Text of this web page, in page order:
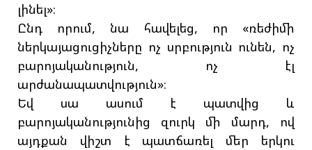
լինել»։
Ընդ որում, նա հավելեց, որ «ռեժիմի
ներկայացուցիչները ոչ սրբություն ունեն, ոչ
բարոյականություն, ոչ էլ
արժանապատվություն»։
Եվ սա ասում է պատվից և
բարոյականությունից զուրկ մի մարդ, ով
այդքան վիշտ է պատճառել մեր երկու